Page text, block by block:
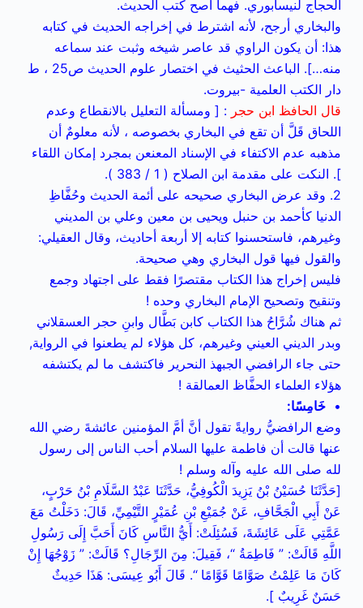
الحجاج لنيسابوري. فهما أصح كتب الحديث.
والبخاري أرجح، لأنه اشترط في إخراجه الحديث في كتابه
هذا: أن يكون الراوي قد عاصر شيخه وثبت عند سماعه
منه…]. الباعث الحثيث في اختصار علوم الحديث ص25 ، ط
دار الكتب العلمية -بيروت.
قال الحافظ ابن حجر : [ ومسألة التعليل بالانقطاع وعدم
اللحاق قَلَّ أن تقع في البخاري بخصوصه ، لأنه معلومٌ أن
مذهبه عدم الاكتفاء في الإسناد المعنعن بمجرد إمكان اللقاء
]. النكت على مقدمة ابن الصلاح ( 1 / 383 ).
2. وقد عرض البخاري صحيحه على أئمة الحديث وحُفَّاظِ
الدنيا كأحمد بن حنبل ويحيى بن معين وعلي بن المديني
وغيرهم، فاستحسنوا كتابه إلا أربعة أحاديث، وقال العقيلي:
والقول فيها قول البخاري وهي صحيحة.
فليس إخراج هذا الكتاب مقتصرًا فقط على اجتهاد وجمع
وتنقيح وتصحيح الإمام البخاري وحده !
ثم هناك شُرَّاحُ هذا الكتاب كابن بَطَّال وابنِ حجر العسقلاني
وبدر الديني العيني وغيرهم، كل هؤلاء لم يطعنوا في الرواية,
حتى جاء الرافضي الجبهذ النحرير فاكتشف ما لم يكتشفه
هؤلاء العلماء الحفَّاظ العمالقة !
• خَامِسًا:
وضع الرافضيُّ روايةً تقول أنَّ أمَّ المؤمنين عائشةَ رضي الله
عنها قالت أن فاطمة عليها السلام أحب الناس إلى رسول
لله صلى الله عليه وآله وسلم !
[حَدَّثَنَا حُسَيْنُ بْنُ يَزِيدَ الْكُوفِيُّ، حَدَّثَنَا عَبْدُ السَّلَامِ بْنُ حَرْبٍ،
عَنْ أَبِي الْجَحَّافِ، عَنْ جُمَيْعِ بْنِ عُمَيْرٍ التَّيْمِيِّ، قَالَ: دَخَلْتُ مَعَ
عَمَّتِي عَلَى عَائِشَةَ، فَسُئِلَتْ: أَيُّ النَّاسِ كَانَ أَحَبَّ إِلَى رَسُولِ
اللَّهِ قَالَتْ: ” فَاطِمَةُ “، فَقِيلَ: مِنَ الرِّجَالِ؟ قَالَتْ: ” زَوْجُهَا إِنْ
كَانَ مَا عَلِمْتُ صَوَّامًا قَوَّامًا “. قَالَ أَبُو عِيسَى: هَذَا حَدِيثٌ
حَسَنٌ غَرِيبٌ ].